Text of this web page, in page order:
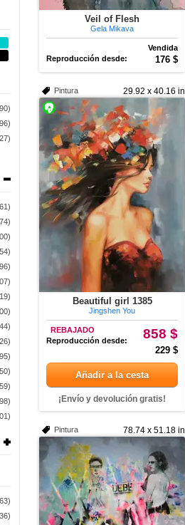
Veil of Flesh
Gela Mikava
Vendida
Reproducción desde:
176 $
29.92 x 40.16 in
Pintura
Beautiful girl 1385
Jingshen You
858 $
REBAJADO
Reproducción desde:
229 $
Añadir a la cesta
¡Envío y devolución gratis!
78.74 x 51.18 in
Pintura